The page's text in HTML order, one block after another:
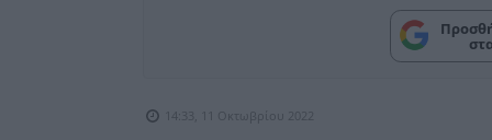
14:33, 11 Οκτωβρίου 2022